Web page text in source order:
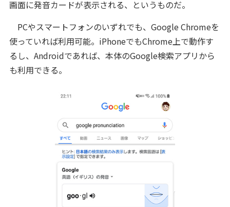
画面に発音カードが表示される、というものだ。
PCやスマートフォンのいずれでも、Google Chromeを
使っていれば利用可能。iPhoneでもChrome上で動作す
るし、Androidであれば、本体のGoogle検索アプリから
も利用できる。